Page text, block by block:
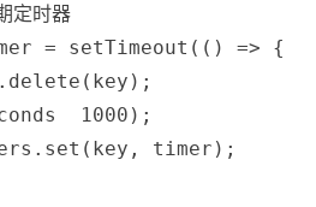
定时器
= setTimeout ( ( ) =>
{
. delete ( key ) ;
1000 ) ;
. set ( key , timer ) ;